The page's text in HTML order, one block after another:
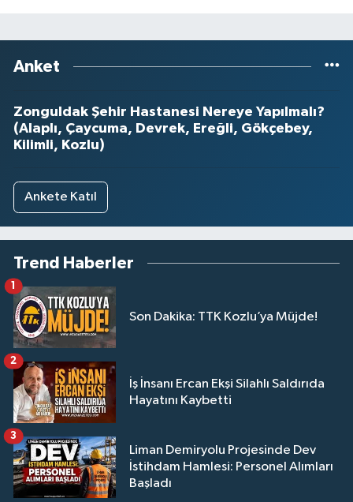
Anket
Zonguldak Şehir Hastanesi Nereye Yapılmalı?
(Alaplı, Çaycuma, Devrek, Ereğli, Gökçebey,
Kilimli, Kozlu)
Ankete Katıl
Trend Haberler
Son Dakika: TTK Kozlu’ya Müjde!
1
İş İnsanı Ercan Ekşi Silahlı Saldırıda
Hayatını Kaybetti
2
Liman Demiryolu Projesinde Dev
İstihdam Hamlesi: Personel Alımları
Başladı
3